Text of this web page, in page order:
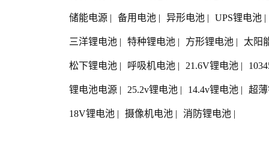
储能电源 | 备用电池 | 异形电池 | UPS锂电池 |
三洋锂电池 | 特种锂电池 | 方形锂电池 | 太阳
松下锂电池 | 呼吸机电池 | 21.6V锂电池 |
锂电池电源 | 25.2v锂电池 | 14.4v锂电池 | 超
18V锂电池 | 摄像机电池 | 消防锂电池 |